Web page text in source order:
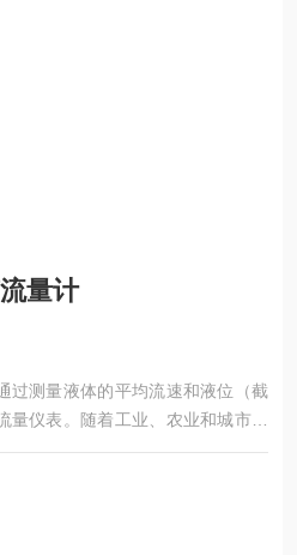
量计
过测量液体的平均流速和液位（截
仪表。随着工业、农业和城市的
够直接使用的水缺口越来越大。渠